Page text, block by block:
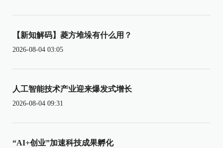
【新知解码】菱方堆垛有什么用？
2026-08-04 03:05
人工智能技术产业迎来爆发式增长
2026-08-04 09:31
“AI+创业”加速科技成果孵化